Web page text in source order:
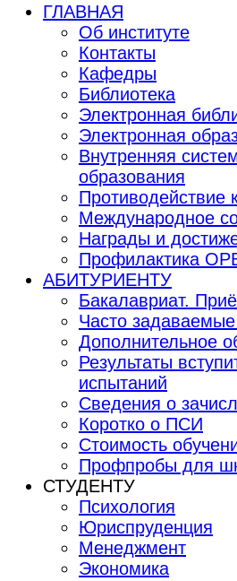
ГЛАВНАЯ
Об институте
Контакты
Кафедры
Библиотека
Электронная
Электронная
Внутренняя
образования
Противодействие
Международное
Награды и
Профилактика
АБИТУРИЕНТУ
Бакалавриат.
Часто
Дополнительное
Результаты
испытаний
Сведения о
Коротко о ПСИ
Стоимость
Профпробы для
СТУДЕНТУ
Психология
Юриспруденция
Менеджмент
Экономика